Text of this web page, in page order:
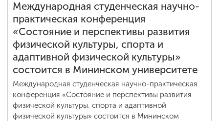
Международная
деятельность
Другие виды
деятельности
Студенческая жизнь
Международная студенческая научно-
практическая конференция
«Состояние и перспективы развития
физической культуры, спорта и
адаптивной физической культуры»
состоится в Мининском университете
Международная студенческая научно-практическая
конференция «Состояние и перспективы развития
физической культуры, спорта и адаптивной
физической культуры» состоится в Мининском